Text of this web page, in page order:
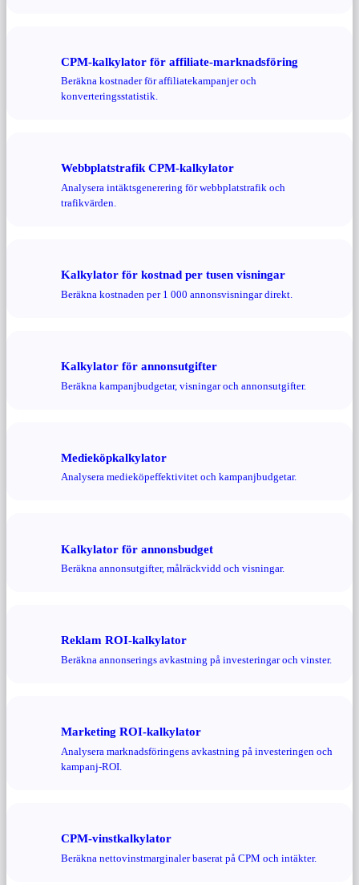
CPM-kalkylator för affiliate-marknadsföring
Beräkna kostnader för affiliatekampanjer och
konverteringsstatistik.
Webbplatstrafik CPM-kalkylator
Analysera intäktsgenerering för webbplatstrafik och
trafikvärden.
Kalkylator för kostnad per tusen visningar
Beräkna kostnaden per 1 000 annonsvisningar direkt.
Kalkylator för annonsutgifter
Beräkna kampanjbudgetar, visningar och annonsutgifter.
Medieköpkalkylator
Analysera medieköpeffektivitet och kampanjbudgetar.
Kalkylator för annonsbudget
Beräkna annonsutgifter, målräckvidd och visningar.
Reklam ROI-kalkylator
Beräkna annonserings avkastning på investeringar och vinster.
Marketing ROI-kalkylator
Analysera marknadsföringens avkastning på investeringen och
kampanj-ROI.
CPM-vinstkalkylator
Beräkna nettovinstmarginaler baserat på CPM och intäkter.